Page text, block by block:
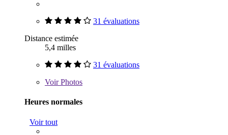
31 évaluations
Distance estimée
5,4 milles
31 évaluations
VoirPhotos
Heures normales
Voir tout